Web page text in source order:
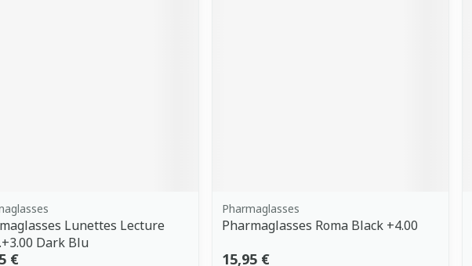
Lunettes Lecture
Dark Blu
€
Pharmaglasses
Pharmaglasses Roma Black +4.00
15,95 €